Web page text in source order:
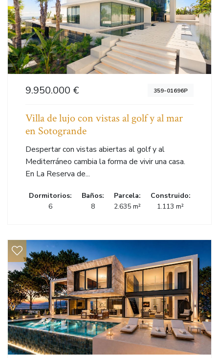
9.950.000 € 359-01696P
Villa de lujo con vistas al golf y al mar
en Sotogrande
Despertar con vistas abiertas al golf y al
Mediterráneo cambia la forma de vivir una casa.
En La Reserva de...
Dormitorios:
6
Baños:
8
Parcela:
2.635 m²
Construido:
1.113 m²